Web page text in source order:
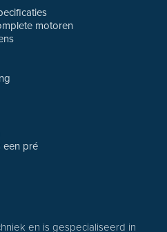
motoren
een pré
en is gespecialiseerd in